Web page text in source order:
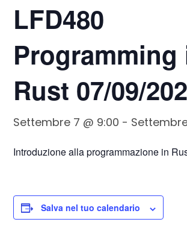
LFD480
Programming
Rust 07/09/
Settembre 7 @ 9:00 - Settembre
Introduzione alla programmazione in
Salva nel tuo calendario